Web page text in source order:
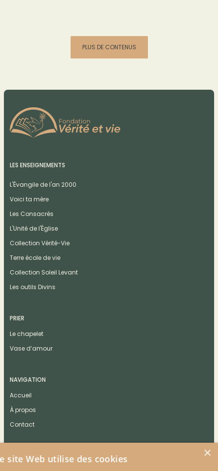
PLUS DE CONTENUS
LES ENSEIGNEMENTS
L'Évangile de l'an 2000
Voici ta mère
Les Consacrés
L'Unité de l'Église
Collection Vérité-Vie
Terre école de vie
Collection Soleil Levant
Les outils Divins
PRIER
Le chapelet
Vase d’amour
NAVIGATION
Accueil
À propos
Contact
×
site Web utilise des cookies